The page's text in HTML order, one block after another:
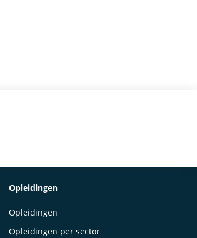
Opleidingen
Opleidingen
Opleidingen per sector